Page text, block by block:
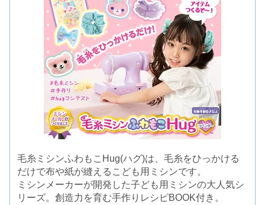
毛糸ミシンふわもこHug(ハグ)は、毛糸をひっかける
だけで布や紙が縫えるこども用ミシンです。
ミシンメーカーが開発した子ども用ミシンの大人気シ
リーズ。創造力を育む手作りレシピBOOK付き。